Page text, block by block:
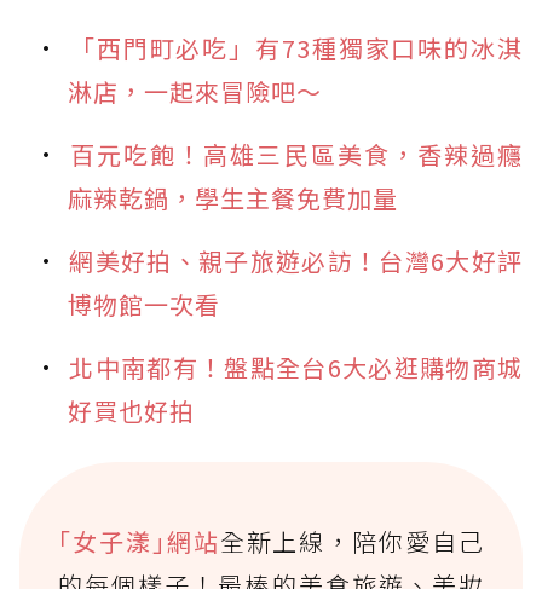
「西門町必吃」有73種獨家口味的冰淇
淋店，一起來冒險吧～
百元吃飽！高雄三民區美食，香辣過癮
麻辣乾鍋，學生主餐免費加量
網美好拍、親子旅遊必訪！台灣6大好評
博物館一次看
北中南都有！盤點全台6大必逛購物商城
好買也好拍
｢女子漾｣網站全新上線，陪你愛自己